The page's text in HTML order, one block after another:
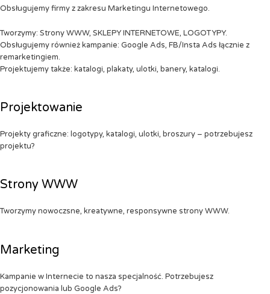
Obsługujemy firmy z zakresu Marketingu Internetowego.
Tworzymy: Strony WWW, SKLEPY INTERNETOWE, LOGOTYPY.
Obsługujemy również kampanie: Google Ads, FB/Insta Ads łącznie z
remarketingiem.
Projektujemy także: katalogi, plakaty, ulotki, banery, katalogi.
Projektowanie
Projekty graficzne: logotypy, katalogi, ulotki, broszury – potrzebujesz
projektu?
Strony WWW
Tworzymy nowoczsne, kreatywne, responsywne strony WWW.
Marketing
Kampanie w Internecie to nasza specjalność. Potrzebujesz
pozycjonowania lub Google Ads?